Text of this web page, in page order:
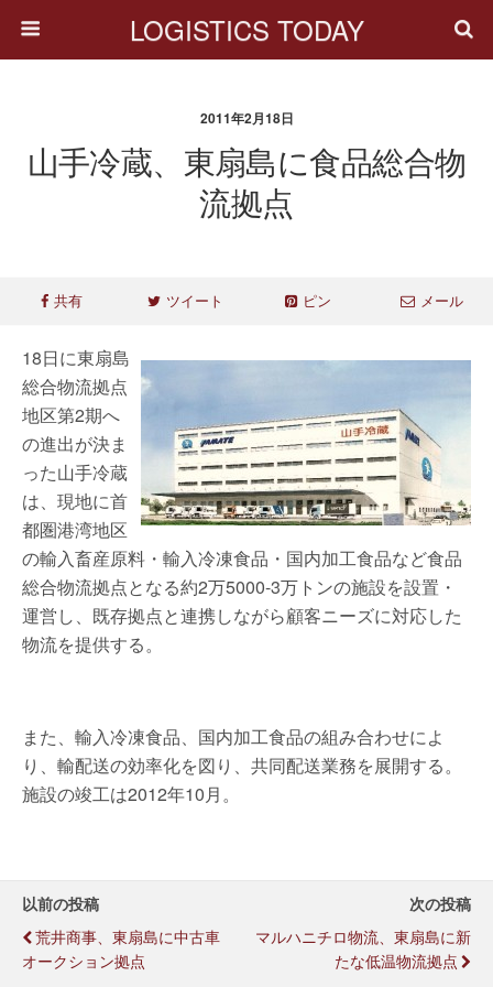
LOGISTICS TODAY
2011年2月18日
山手冷蔵、東扇島に食品総合物
流拠点
共有 ツイート ピン メール
18日に東扇島
総合物流拠点
地区第2期へ
の進出が決ま
った山手冷蔵
は、現地に首
都圏港湾地区
の輸入畜産原料・輸入冷凍食品・国内加工食品など食品
総合物流拠点となる約2万5000-3万トンの施設を設置・
運営し、既存拠点と連携しながら顧客ニーズに対応した
物流を提供する。
また、輸入冷凍食品、国内加工食品の組み合わせによ
り、輸配送の効率化を図り、共同配送業務を展開する。
施設の竣工は2012年10月。
以前の投稿
荒井商事、東扇島に中古車
オークション拠点
次の投稿
マルハニチロ物流、東扇島に新
たな低温物流拠点